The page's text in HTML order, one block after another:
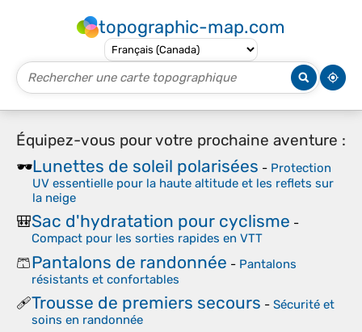
topographic-map.com
Équipez-vous pour votre prochaine aventure :
🕶️Lunettes de soleil polarisées - Protection
UV essentielle pour la haute altitude et les reflets sur
la neige
🎒Sac d'hydratation pour cyclisme -
Compact pour les sorties rapides en VTT
🩳Pantalons de randonnée - Pantalons
résistants et confortables
🩹Trousse de premiers secours - Sécurité et
soins en randonnée